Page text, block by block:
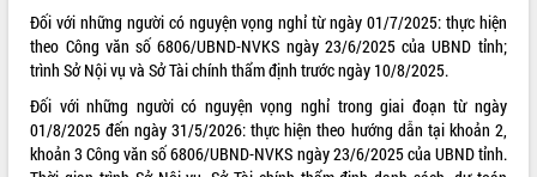
Đối với những người có nguyện vọng nghỉ từ ngày 01/7/2025: thực hiện
theo Công văn số 6806/UBND-NVKS ngày 23/6/2025 của UBND tỉnh;
trình Sở Nội vụ và Sở Tài chính thẩm định trước ngày 10/8/2025.
Đối với những người có nguyện vọng nghỉ trong giai đoạn từ ngày
01/8/2025 đến ngày 31/5/2026: thực hiện theo hướng dẫn tại khoản 2,
khoản 3 Công văn số 6806/UBND-NVKS ngày 23/6/2025 của UBND tỉnh.